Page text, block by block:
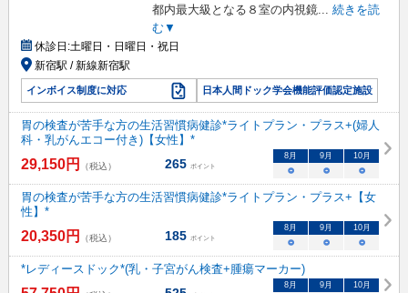
都内最大級となる８室の内視鏡... 続きを読
む▼
休診日:土曜日・日曜日・祝日
新宿駅 / 新線新宿駅
インボイス制度に対応 日本人間ドック学会機能評価認定施設
胃の検査が苦手な方の生活習慣病健診*ライトプラン・プラス+(婦人
科・乳がんエコー付き)【女性】*
29,150円 （税込） 265 ポイント
8月 9月 10月
○ ○ ○
胃の検査が苦手な方の生活習慣病健診*ライトプラン・プラス+【女
性】*
20,350円 （税込） 185 ポイント
8月 9月 10月
○ ○ ○
*レディースドック*(乳・子宮がん検査+腫瘍マーカー)
8月 9月 10月